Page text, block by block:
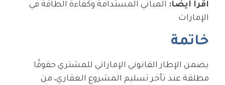
اقرأ أيضًا: المباني المستدامة وكفاءة الطاقة في
الإمارات
خاتمة
يضمن الإطار القانوني الإماراتي للمشتري حقوقًا
مطلقة عند تأخر تسليم المشروع العقاري، من